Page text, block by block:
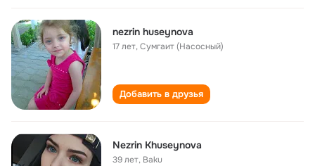
nezrin huseynova
17 лет,Сумгаит (Насосный)
Добавить в друзья
Nezrin Khuseynova
39 лет, Baku